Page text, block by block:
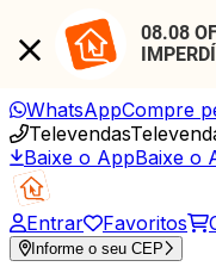
08.08
WhatsAppCompre
Televendas
Baixe o AppBaixe o
Entrar Favoritos
Informe o seu CEP